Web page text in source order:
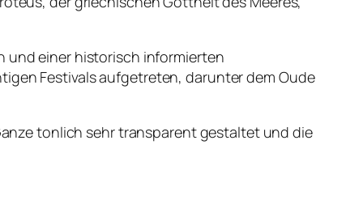
und einer historisch informierten
Festivals aufgetreten, darunter dem Oude
tonlich sehr transparent gestaltet und die